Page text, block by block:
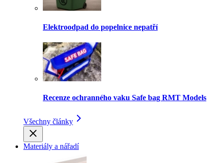
Elektroodpad do popelnice nepatří
Recenze ochranného vaku Safe bag RMT Models
Všechny články
Materiály a nářadí